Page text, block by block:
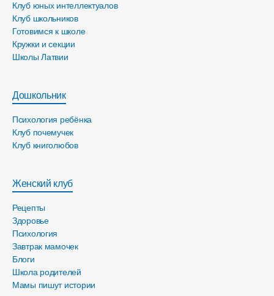
Клуб юных интеллектуалов
Клуб школьников
Готовимся к школе
Кружки и секции
Школы Латвии
Дошкольник
Психология ребёнка
Клуб почемучек
Клуб книголюбов
Женский клуб
Рецепты
Здоровье
Психология
Завтрак мамочек
Блоги
Школа родителей
Мамы пишут истории